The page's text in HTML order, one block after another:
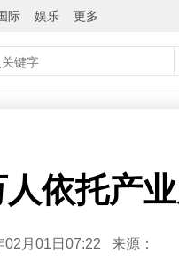
际 娱乐 更多
依托产
02月01日07:22 来源：